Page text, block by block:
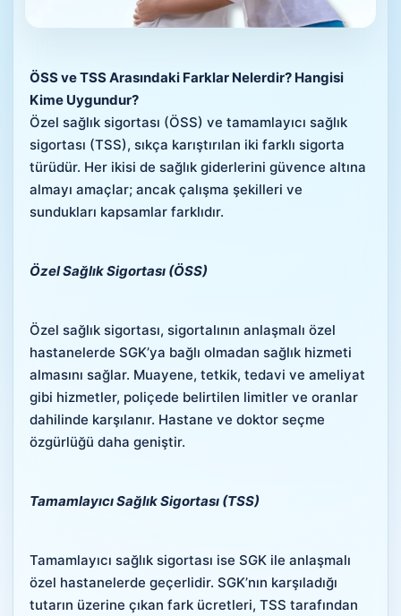
ÖSS ve TSS Arasındaki Farklar Nelerdir? Hangisi
Kime Uygundur?
Özel sağlık sigortası (ÖSS) ve tamamlayıcı sağlık
sigortası (TSS), sıkça karıştırılan iki farklı sigorta
türüdür. Her ikisi de sağlık giderlerini güvence altına
almayı amaçlar; ancak çalışma şekilleri ve
sundukları kapsamlar farklıdır.
Özel Sağlık Sigortası (ÖSS)
Özel sağlık sigortası, sigortalının anlaşmalı özel
hastanelerde SGK’ya bağlı olmadan sağlık hizmeti
almasını sağlar. Muayene, tetkik, tedavi ve ameliyat
gibi hizmetler, poliçede belirtilen limitler ve oranlar
dahilinde karşılanır. Hastane ve doktor seçme
özgürlüğü daha geniştir.
Tamamlayıcı Sağlık Sigortası (TSS)
Tamamlayıcı sağlık sigortası ise SGK ile anlaşmalı
özel hastanelerde geçerlidir. SGK’nın karşıladığı
tutarın üzerine çıkan fark ücretleri, TSS tarafından